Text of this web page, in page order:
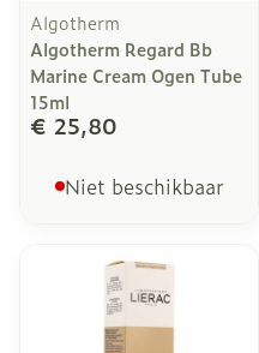
Algotherm
Algotherm Regard Bb
Marine Cream Ogen Tube
15ml
€ 25,80
Niet beschikbaar